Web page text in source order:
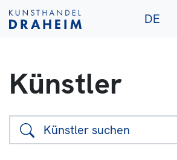
DE
Künstler
Künstler